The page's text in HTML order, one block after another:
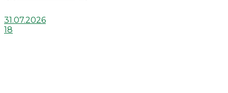
31.07.2026
18